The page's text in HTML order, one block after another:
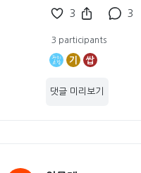
3 3
3 participants
기 쌉
댓글 미리보기